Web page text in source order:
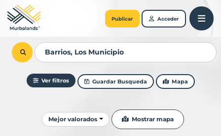
Publicar Acceder
Ver filtros Guardar Busqueda Mapa
Ordenar resultados
Mejor valorados Mostrar mapa